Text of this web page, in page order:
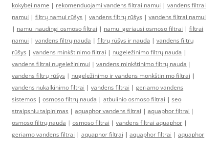
kokybei name | rekomenduojami vandens filtrai namui | vandens filtrai
namui | filtrų namui rūšys | vandens filtrų rūšys | vandens filtrai namui
| namui naudingi osmoso filtrai | namui geriausi osmoso filtrai | filtrai
namui | vandens filtrų nauda | filtrų rūšys ir nauda | vandens filtrų
rūšys | vandens minkštinimo filtrai | nugeležinimo filtrų nauda |
vandens filtrai nugeležinimui | vandens minkštinimo filtrų nauda |
vandens filtrų rūšys | nugeležinimo ir vandens monkštinimo filtrai |
vandens nukalkinimo filtrai | vandens filtrai | geriamo vandens
sistemos | osmoso filtrų nauda | atbulinio osmoso filtrai | seo
straipsniu talpinimas | aquaphor vandens filtrai | aquaphor filtrai |
osmoso filtrų nauda | osmoso filtrai | vandens filtrai aquaphor |
geriamo vandens filtrai | aquaphor filtrai | aquaphor filtrai | aquaphor